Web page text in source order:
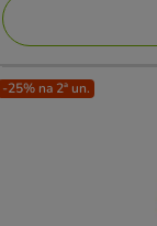
-25% na 2ª un.